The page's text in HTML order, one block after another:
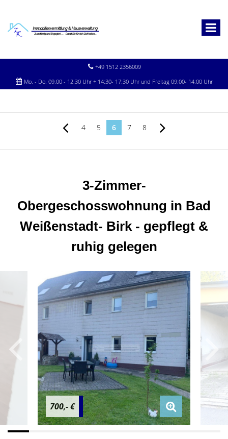
+49 1512 2356009
Mo. - Do. 09.00 - 12.30 Uhr + 14:30- 17:30 Uhr und Freitag 09:00- 14:00 Uhr
4 5 6 7 8
3-Zimmer-
Obergeschosswohnung in Bad
Weißenstadt- Birk - gepflegt &
ruhig gelegen
700,- €